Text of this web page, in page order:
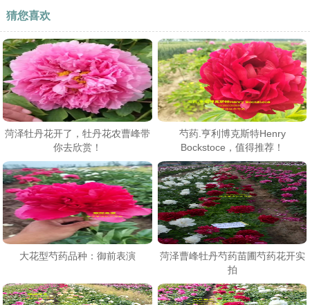
猜您喜欢
菏泽牡丹花开了，牡丹花农曹峰带
你去欣赏！
芍药.亨利博克斯特Henry
Bockstoce，值得推荐！
大花型芍药品种：御前表演
菏泽曹峰牡丹芍药苗圃芍药花开实
拍